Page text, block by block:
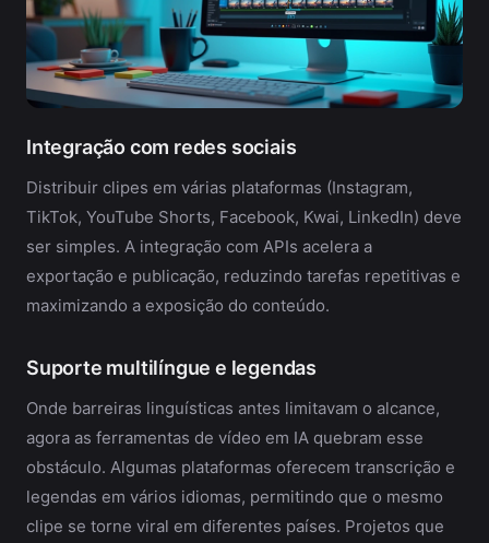
Integração com redes sociais
Distribuir clipes em várias plataformas (Instagram,
TikTok, YouTube Shorts, Facebook, Kwai, LinkedIn) deve
ser simples. A integração com APIs acelera a
exportação e publicação, reduzindo tarefas repetitivas e
maximizando a exposição do conteúdo.
Suporte multilíngue e legendas
Onde barreiras linguísticas antes limitavam o alcance,
agora as ferramentas de vídeo em IA quebram esse
obstáculo. Algumas plataformas oferecem transcrição e
legendas em vários idiomas, permitindo que o mesmo
clipe se torne viral em diferentes países. Projetos que